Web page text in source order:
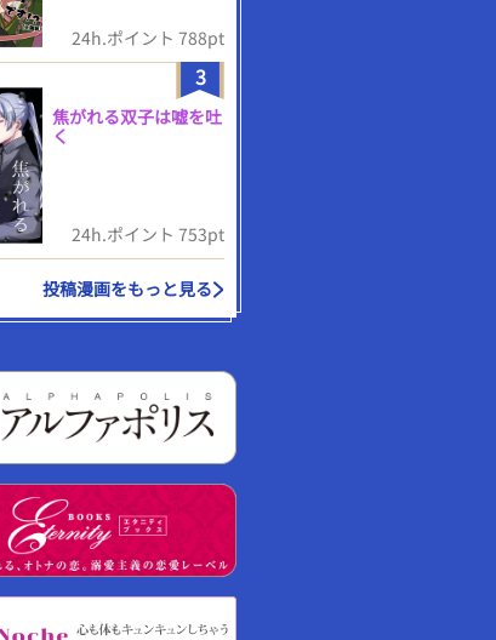
24h.ポイント 788pt
3
焦がれる双子は嘘を吐
く
24h.ポイント 753pt
投稿漫画をもっと見る